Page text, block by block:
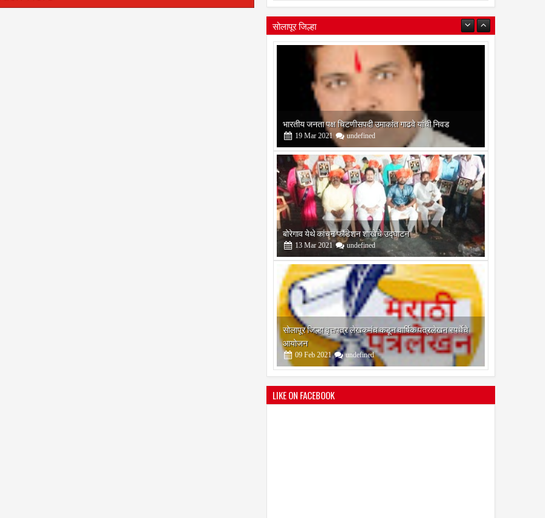
सोलापूर जिल्हा
बोरेगाव येथे कांचन फौंडेशन शाखेचे उद्घाटन
13 Mar 2021 undefined
सोलापूर जिल्हा वृत्तपत्र लेखकमंच कडून वार्षिक पत्रलेखन स्पर्धेचे
आयोजन
09 Feb 2021 undefined
श्री मल्लिकार्जुन प्रशालेकडून उमाकांत गाढवे यांचा सत्कार
25 Mar 2021 undefined
LIKE ON FACEBOOK